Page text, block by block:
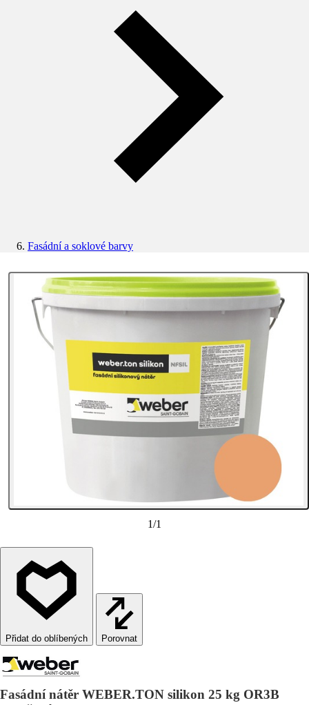
Fasádní a soklové barvy
1/1
Porovnat
Fasádní nátěr WEBER.TON silikon 25 kg OR3B